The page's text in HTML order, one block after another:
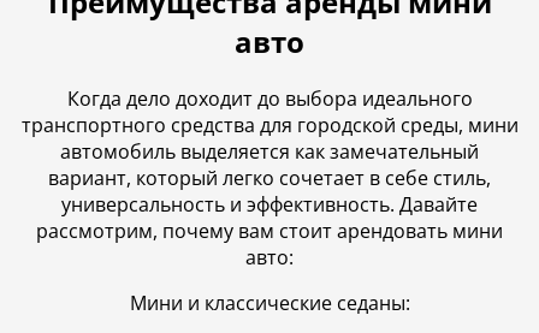
авто
Когда дело доходит до выбора идеального
транспортного средства для городской среды, мини
автомобиль выделяется как замечательный
вариант, который легко сочетает в себе стиль,
универсальность и эффективность. Давайте
рассмотрим, почему вам стоит арендовать мини
авто:
Мини и классические седаны: